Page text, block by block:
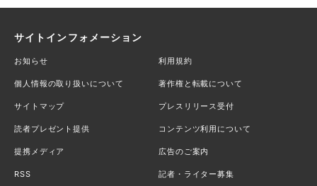
サイトインフォメーション
お知らせ 利用規約
個人情報の取り扱いについて 著作権と転載について
サイトマップ プレスリリース受付
読者プレゼント提供 コンテンツ利用について
提携メディア 広告のご案内
RSS 記者・ライター募集